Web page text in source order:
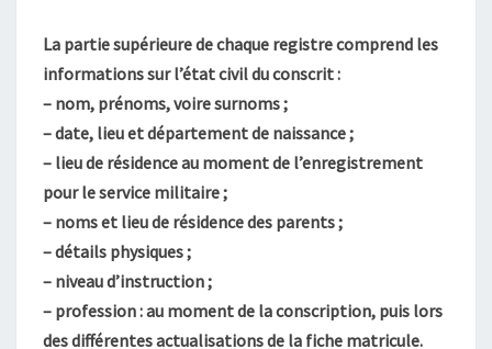
La partie supérieure de chaque registre comprend les
informations sur l’état civil du conscrit :
– nom, prénoms, voire surnoms ;
– date, lieu et département de naissance ;
– lieu de résidence au moment de l’enregistrement
pour le service militaire ;
– noms et lieu de résidence des parents ;
– détails physiques ;
– niveau d’instruction ;
– profession : au moment de la conscription, puis lors
des différentes actualisations de la fiche matricule.